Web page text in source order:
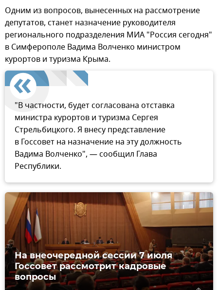
Одним из вопросов, вынесенных на рассмотрение
депутатов, станет назначение руководителя
регионального подразделения МИА "Россия сегодня"
в Симферополе Вадима Волченко министром
курортов и туризма Крыма.
"В частности, будет согласована отставка
министра курортов и туризма Сергея
Стрельбицкого. Я внесу представление
в Госсовет на назначение на эту должность
Вадима Волченко", — сообщил Глава
Республики.
На внеочередной сессии 7 июля
Госсовет рассмотрит кадровые
вопросы